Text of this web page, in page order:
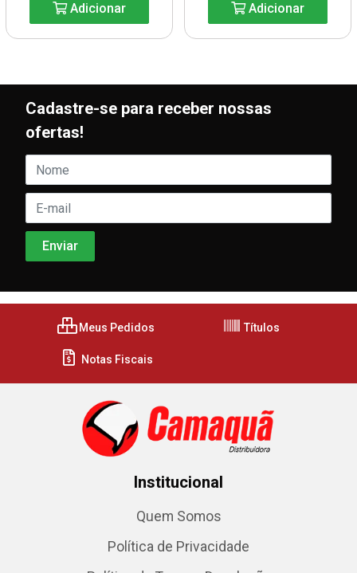
Adicionar Adicionar
Cadastre-se para receber nossas
ofertas!
Meus Pedidos Títulos
Notas Fiscais
Institucional
Quem Somos
Política de Privacidade